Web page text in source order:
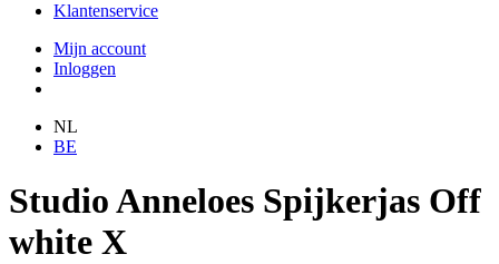
Klantenservice
Mijn account
Inloggen
NL
BE
Studio Anneloes Spijkerjas Off
white X